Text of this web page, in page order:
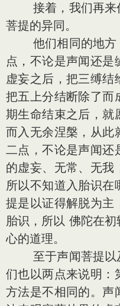
接着，我们再来
菩提的异同。
他们相同的地方
点，不论是声闻还是
虚妄之后，把三缚结
把五上分结断除了而
期生命结束之后，就
而入无余涅槃，从此
二点，不论是声闻还
的虚妄、无常、无我
所以不知道入胎识在
提是以证得解脱为主
胎识，所以 佛陀在
心的道理。
至于声闻菩提以
们也以两点来说明：
方法是不相同的。声